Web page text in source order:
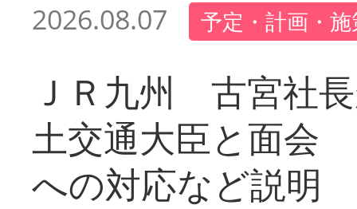
2026.08.07 予定・計画・
ＪＲ九州 古宮社
土交通大臣と面会
への対応など説明